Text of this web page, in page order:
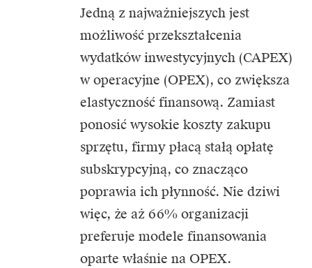
Jedną z najważniejszych jest
możliwość przekształcenia
wydatków inwestycyjnych (CAPEX)
w operacyjne (OPEX), co zwiększa
elastyczność finansową. Zamiast
ponosić wysokie koszty zakupu
sprzętu, firmy płacą stałą opłatę
subskrypcyjną, co znacząco
poprawia ich płynność. Nie dziwi
więc, że aż 66% organizacji
preferuje modele finansowania
oparte właśnie na OPEX.